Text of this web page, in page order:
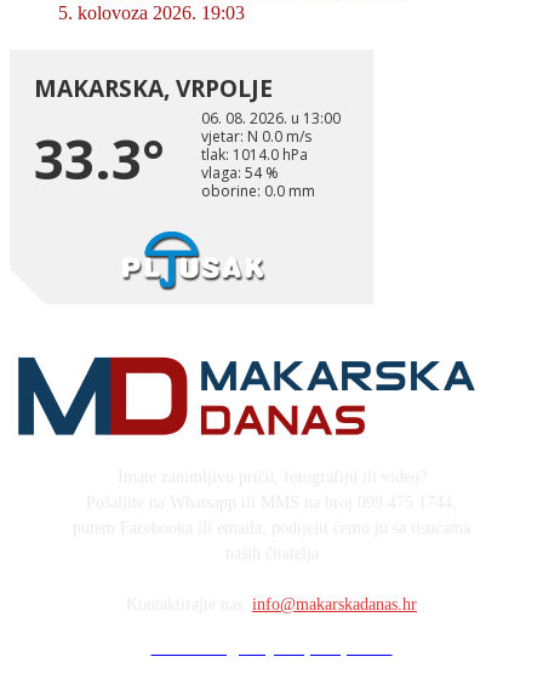
5. kolovoza 2026. 19:03
info@makarskadanas.hr